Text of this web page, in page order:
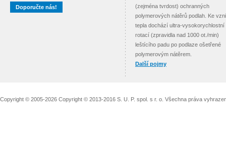
Doporučte nás!
(zejména tvrdost) ochranných
polymerových nátěrů podlah. Ke
tepla dochází ultra-vysokorychlostní
rotací (zpravidla nad 1000 ot./min)
leštícího padu po podlaze ošetřené
polymerovým nátěrem.
Další pojmy
Copyright © 2005-2026 Copyright © 2013-2016 S. U. P. spol. s r. o. Všechna práva